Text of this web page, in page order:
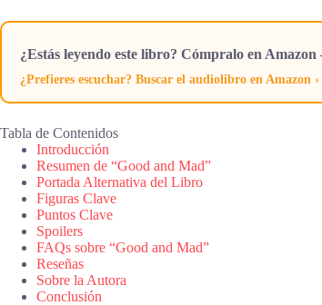
¿Estás leyendo este libro? Cómpralo en
¿Prefieres escuchar? Buscar el audiolibro en Amazon ›
Tabla de Contenidos
Introducción
Resumen de “Good and Mad”
Portada Alternativa del Libro
Figuras Clave
Puntos Clave
Spoilers
FAQs sobre “Good and Mad”
Reseñas
Sobre la Autora
Conclusión